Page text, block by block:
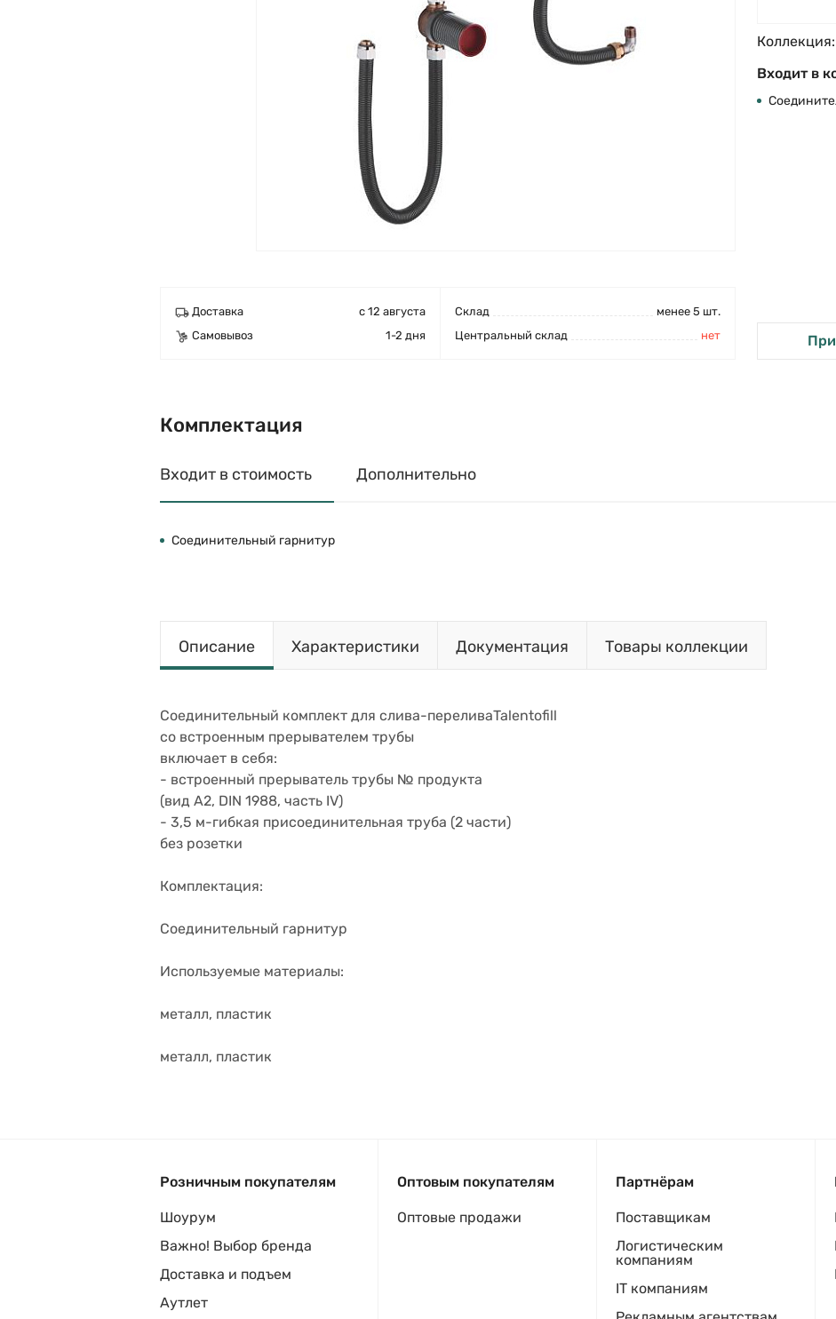
Доставка
с 12 августа
Самовывоз
1-2 дня
Cклад
менее 5 шт.
Центральный склад
нет
Коллекция:
Входит в
Комплектация
Входит в стоимость Дополнительно
Соединительный гарнитур
Описание Характеристики Документация Товары коллекции
Соединительный комплект для слива-переливаTalentofill
со встроенным прерывателем трубы
включает в себя:
- встроенный прерыватель трубы № продукта
(вид A2, DIN 1988, часть IV)
- 3,5 м-гибкая присоединительная труба (2 части)
без розетки
Комплектация:
Соединительный гарнитур
Используемые материалы:
металл, пластик
металл, пластик
Розничным покупателям
Шоурум
Важно! Выбор бренда
Доставка и подъем
Аутлет
Оптовым покупателям
Оптовые продажи
Партнёрам
Поставщикам
Логистическим
компаниям
IT компаниям